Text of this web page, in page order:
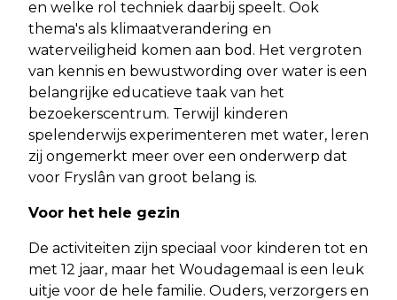
en welke rol techniek daarbij speelt. Ook
thema's als klimaatverandering en
waterveiligheid komen aan bod. Het vergroten
van kennis en bewustwording over water is een
belangrijke educatieve taak van het
bezoekerscentrum. Terwijl kinderen
spelenderwijs experimenteren met water, leren
zij ongemerkt meer over een onderwerp dat
voor Fryslân van groot belang is.
Voor het hele gezin
De activiteiten zijn speciaal voor kinderen tot en
met 12 jaar, maar het Woudagemaal is een leuk
uitje voor de hele familie. Ouders, verzorgers en